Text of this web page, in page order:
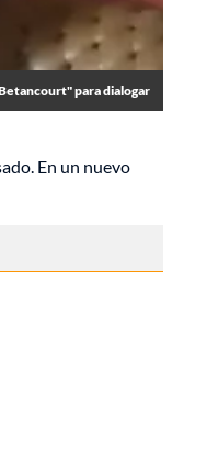
para dialogar
En un nuevo